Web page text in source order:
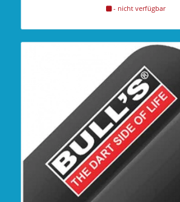
- nicht verfügbar